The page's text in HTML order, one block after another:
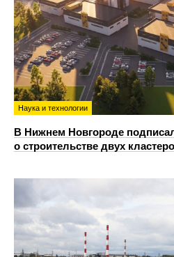
Наука и технологии
В Нижнем Новгороде
о строительстве двух